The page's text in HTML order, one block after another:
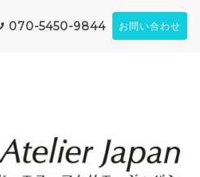
070-5450-9844 お問い合わせ